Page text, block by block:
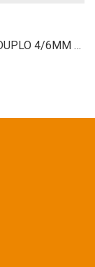
TAMPAO DUPLO 4/6MM P/ IRRIGAÇÃO